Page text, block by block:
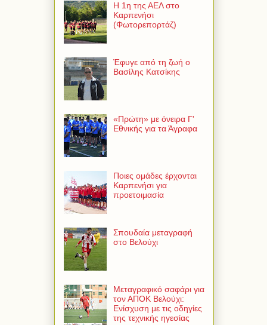
Η 1η της ΑΕΛ στο
Καρπενήσι
(Φωτορεπορτάζ)
Έφυγε από τη ζωή ο
Βασίλης Κατσίκης
«Πρώτη» με όνειρα Γ'
Εθνικής για τα Άγραφα
Ποιες ομάδες έρχονται
Καρπενήσι για
προετοιμασία
Σπουδαία μεταγραφή
στο Βελούχι
Μεταγραφικό σαφάρι για
τον ΑΠΟΚ Βελούχι:
Ενίσχυση με τις οδηγίες
της τεχνικής ηγεσίας